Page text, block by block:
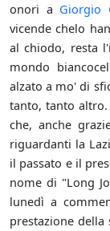
onori a Giorgio
vicende chelo
al chiodo, resta
mondo
alzato a mo' di
tanto, tanto
che, anche
riguardanti la
il passato e il
nome di "Long
lunedì a
prestazione